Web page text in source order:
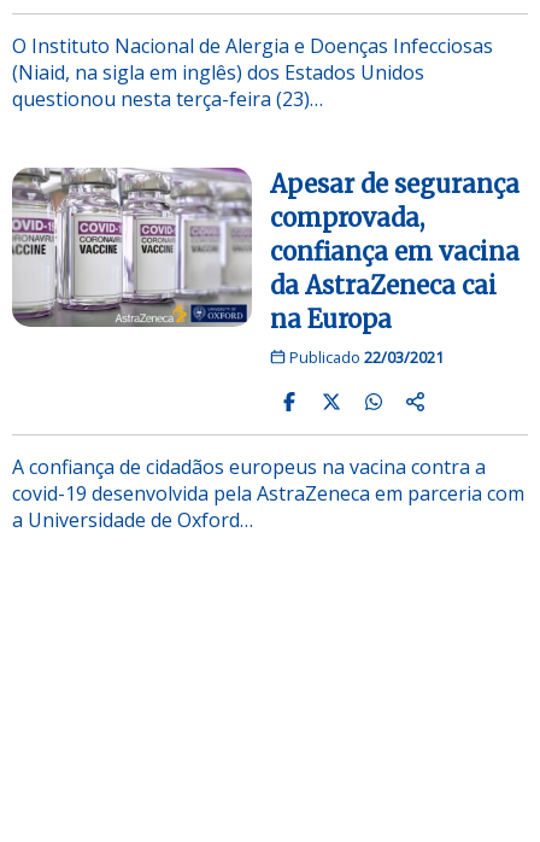
O Instituto Nacional de Alergia e Doenças Infecciosas
(Niaid, na sigla em inglês) dos Estados Unidos
questionou nesta terça-feira (23)…
Apesar de segurança
comprovada,
confiança em vacina
da AstraZeneca cai
na Europa
Publicado 22/03/2021
A confiança de cidadãos europeus na vacina contra a
covid-19 desenvolvida pela AstraZeneca em parceria com
a Universidade de Oxford…